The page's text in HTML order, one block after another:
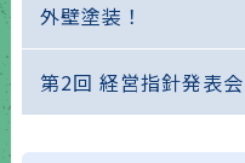
外壁塗装！
第2回 経営指針発表会